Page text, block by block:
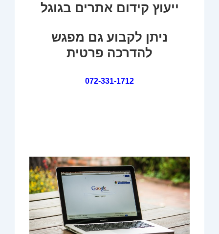
ייעוץ קידום אתרים בגוגל
ניתן לקבוע גם מפגש
להדרכה פרטית
072-331-1712